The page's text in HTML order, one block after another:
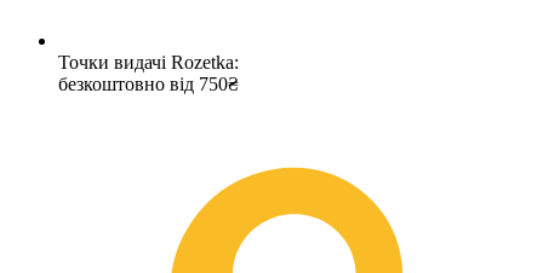
Точки видачі Rozetka:
безкоштовно від 750₴